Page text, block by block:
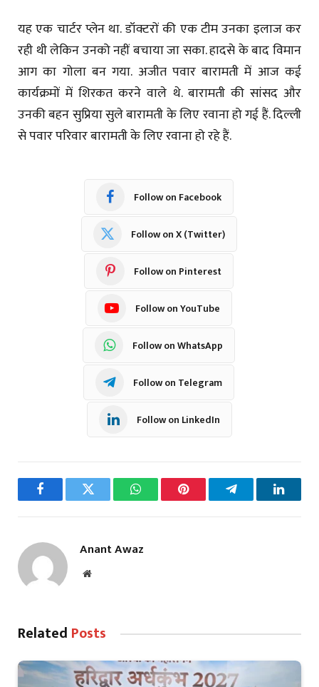
यह एक चार्टर प्लेन था. डॉक्टरों की एक टीम उनका इलाज कर
रही थी लेकिन उनको नहीं बचाया जा सका. हादसे के बाद विमान
आग का गोला बन गया. अजीत पवार बारामती में आज कई
कार्यक्रमों में शिरकत करने वाले थे. बारामती की सांसद और
उनकी बहन सुप्रिया सुले बारामती के लिए रवाना हो गई हैं. दिल्ली
से पवार परिवार बारामती के लिए रवाना हो रहे हैं.
Follow on Facebook
Follow on X (Twitter)
Follow on Pinterest
Follow on YouTube
Follow on WhatsApp
Follow on Telegram
Follow on LinkedIn
FacebookTwitter WhatsAppPinterest Telegram
Anant Awaz
Website
Related Posts